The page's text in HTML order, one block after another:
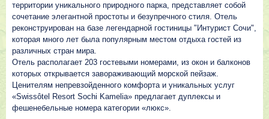
территории уникального природного парка, представляет собой
сочетание элегантной простоты и безупречного стиля. Отель
реконструирован на базе легендарной гостиницы "Интурист Сочи",
которая много лет была популярным местом отдыха гостей из
различных стран мира.
Отель располагает 203 гостевыми номерами, из окон и балконов
которых открывается завораживающий морской пейзаж.
Ценителям непревзойденного комфорта и уникальных услуг
«Swissôtel Resort Sochi Kamelia» предлагает дуплексы и
фешенебельные номера категории «люкс».